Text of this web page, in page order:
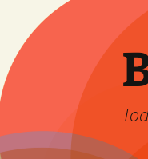
contenido